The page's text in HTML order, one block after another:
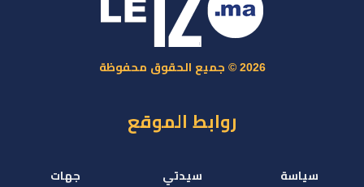
2026 © جميع الحقوق محفوظة
روابط الموقع
سياسة سيدتي جهات